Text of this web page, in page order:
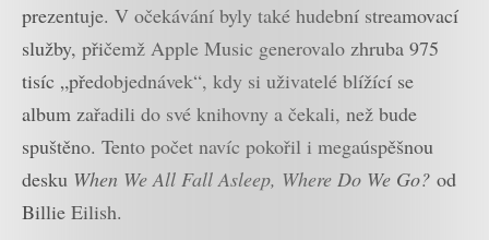
prezentuje. V očekávání byly také hudební streamovací
služby, přičemž Apple Music generovalo zhruba 975
tisíc „předobjednávek“, kdy si uživatelé blížící se
album zařadili do své knihovny a čekali, než bude
spuštěno. Tento počet navíc pokořil i megaúspěšnou
desku When We All Fall Asleep, Where Do We Go? od
Billie Eilish.